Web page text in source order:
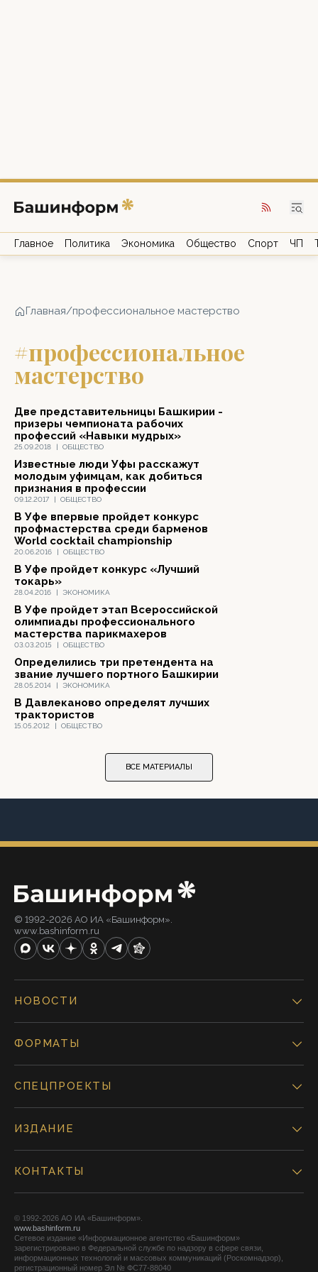
Главное Политика Экономика Общество Спорт ЧП
Главная/профессиональное мастерство
#профессиональное
мастерство
25.09.2018 | ОБЩЕСТВО
Две представительницы Башкирии -
призеры чемпионата рабочих
профессий «Навыки мудрых»
09.12.2017 | ОБЩЕСТВО
Известные люди Уфы расскажут
молодым уфимцам, как добиться
признания в профессии
20.06.2016 | ОБЩЕСТВО
В Уфе впервые пройдет конкурс
профмастерства среди барменов
World cocktail championship
28.04.2016 | ЭКОНОМИКА
В Уфе пройдет конкурс «Лучший
токарь»
03.03.2015 | ОБЩЕСТВО
В Уфе пройдет этап Всероссийской
олимпиады профессионального
мастерства парикмахеров
28.05.2014 | ЭКОНОМИКА
Определились три претендента на
звание лучшего портного Башкирии
15.05.2012 | ОБЩЕСТВО
В Давлеканово определят лучших
трактористов
ВСЕ МАТЕРИАЛЫ
© 1992-2026 АО ИА «Башинформ».
www.bashinform.ru
НОВОСТИ
ФОРМАТЫ
СПЕЦПРОЕКТЫ
ИЗДАНИЕ
КОНТАКТЫ
© 1992-2026 АО ИА «Башинформ».
www.bashinform.ru
Сетевое издание «Информационное агентство «Башинформ»
зарегистрировано в Федеральной службе по надзору в сфере связи,
информационных технологий и массовых коммуникаций (Роскомнадзор),
регистрационный номер Эл № ФС77-88040